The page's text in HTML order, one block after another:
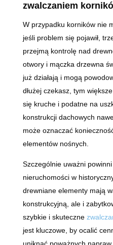
zwalczaniem
W przypadku korników nie
jeśli problem się pojawił,
przejmą kontrolę nad
otwory i mączka drzewna
już działają i mogą
dłużej czekasz, tym
się kruche i podatne na
konstrukcji dachowych
może oznaczać
elementów nośnych.
Szczególnie uważni powinni
nieruchomości w
drewniane elementy mają
konstrukcyjną, ale i
szybkie i skuteczne
jest kluczowe, by ocalić